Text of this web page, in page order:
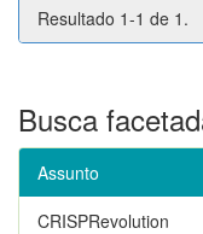
Resultado 1-1 de 1.
Busca
Assunto
CRISPRevolution